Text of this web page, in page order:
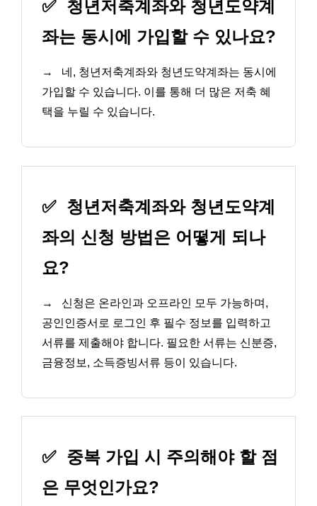
✅ 청년저축계좌와 청년도약계
좌는 동시에 가입할 수 있나요?
→
네, 청년저축계좌와 청년도약계좌는 동시에
가입할 수 있습니다. 이를 통해 더 많은 저축 혜
택을 누릴 수 있습니다.
✅ 청년저축계좌와 청년도약계
좌의 신청 방법은 어떻게 되나
요?
→
신청은 온라인과 오프라인 모두 가능하며,
공인인증서로 로그인 후 필수 정보를 입력하고
서류를 제출해야 합니다. 필요한 서류는 신분증,
금융정보, 소득증빙서류 등이 있습니다.
✅ 중복 가입 시 주의해야 할 점
은 무엇인가요?